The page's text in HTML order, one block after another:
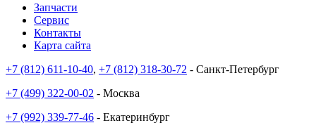
Запчасти
Сервис
Контакты
Карта сайта
+7 (812) 611-10-40, +7 (812) 318-30-72 - Санкт-Петербург
+7 (499) 322-00-02 - Москва
+7 (992) 339-77-46 - Екатеринбург